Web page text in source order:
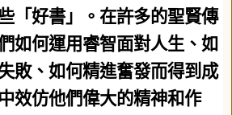
「好書」。在許多的聖賢傳
如何運用睿智面對人生、如
敗、如何精進奮發而得到成
效仿他們偉大的精神和作